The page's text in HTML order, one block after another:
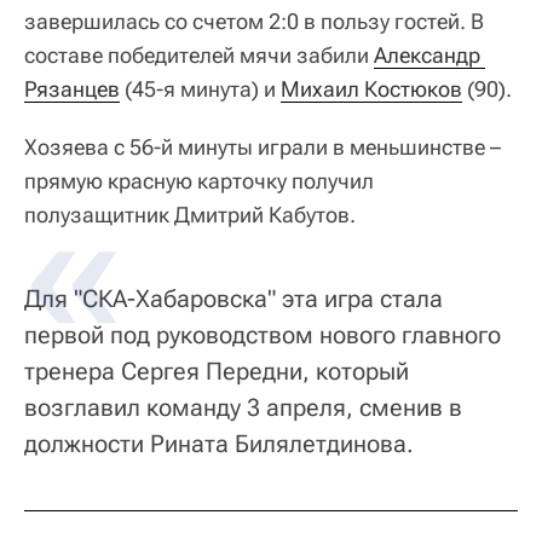
завершилась со счетом 2:0 в пользу гостей. В
составе победителей мячи забили Александр
Рязанцев (45-я минута) и Михаил Костюков (90).
Хозяева с 56-й минуты играли в меньшинстве –
прямую красную карточку получил
полузащитник Дмитрий Кабутов.
Для "СКА-Хабаровска" эта игра стала
первой под руководством нового главного
тренера Сергея Передни, который
возглавил команду 3 апреля, сменив в
должности Рината Билялетдинова.